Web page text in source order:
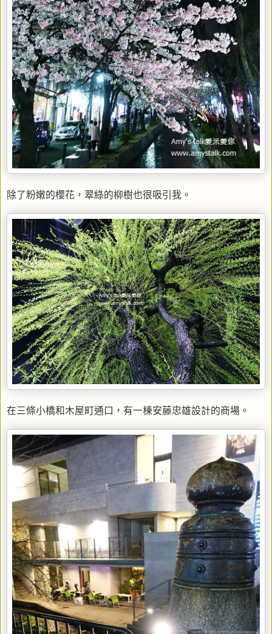
除了粉嫩的櫻花，翠綠的柳樹也很吸引我。
在三條小橋和木屋町通口，有一棟安藤忠雄設計的商場。